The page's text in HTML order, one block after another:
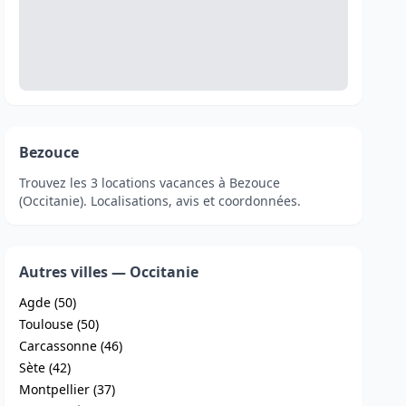
Bezouce
Trouvez les 3 locations vacances à Bezouce
(Occitanie). Localisations, avis et coordonnées.
Autres villes — Occitanie
Agde (50)
Toulouse (50)
Carcassonne (46)
Sète (42)
Montpellier (37)